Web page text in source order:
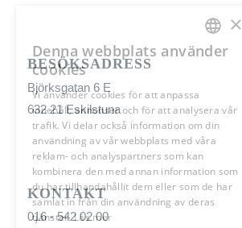
BESÖKSADRESS
Björksgatan 6 E
632 21 Eskilstuna
KONTAKT
016 - 542 02 00
SWEDISH
×
Denna webbplats använder
cookies
Vi använder cookies för att anpassa
innehåll, annonser och för att analysera vår
trafik. Vi delar också information om din
användning av vår webbplats med våra
reklam- och analyspartners som kan
kombinera den med annan information som
du har tillhandahållit dem eller som de har
samlat in från din användning av deras
tjänster.Läs mer